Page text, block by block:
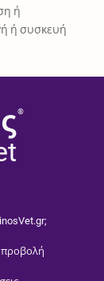
ή
ή συσκευή
®
προβολή